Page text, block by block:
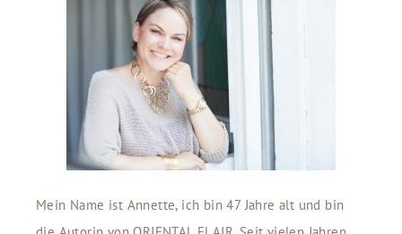
Mein Name ist Annette, ich bin 47 Jahre alt und bin